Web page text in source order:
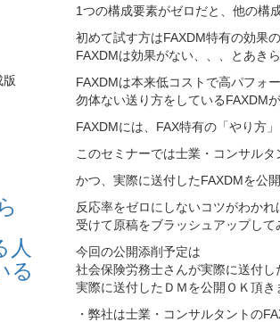
1つの構成要素がゼロだと、他の構
初めて試す方はFAXDM特有の効果
FAXDMは効果がない、、、とあきら
FAXDMは本来低コストで高パフォ
勿体ない送り方をしているFAXDMが
FAXDMには、FAX特有の「やり方
このセミナーでは士業・コンサル
かつ、実際に送付したFAXDMを公
反応率をゼロにしないコツがわか
受けて原稿をブラッシュアップして
今回の公開添削予定は
社会保険労務士さんが実際に送付し
実際に送付したＤＭを公開ＯＫ頂き
・弊社は士業・コンサルタントの
人
る